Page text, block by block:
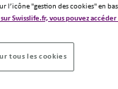
l’icône "gestion des cookies" en
Swisslife.fr, vous pouvez
tous les cookies